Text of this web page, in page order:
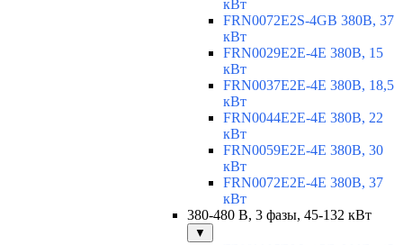
кВт
FRN0072E2S-4GB 380В, 37
кВт
FRN0029E2E-4E 380В, 15
кВт
FRN0037E2E-4E 380В, 18,5
кВт
FRN0044E2E-4E 380В, 22
кВт
FRN0059E2E-4E 380В, 30
кВт
FRN0072E2E-4E 380В, 37
кВт
380-480 В, 3 фазы, 45-132 кВт
▼